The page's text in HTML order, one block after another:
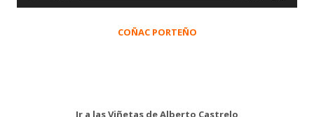
COÑAC PORTEÑO